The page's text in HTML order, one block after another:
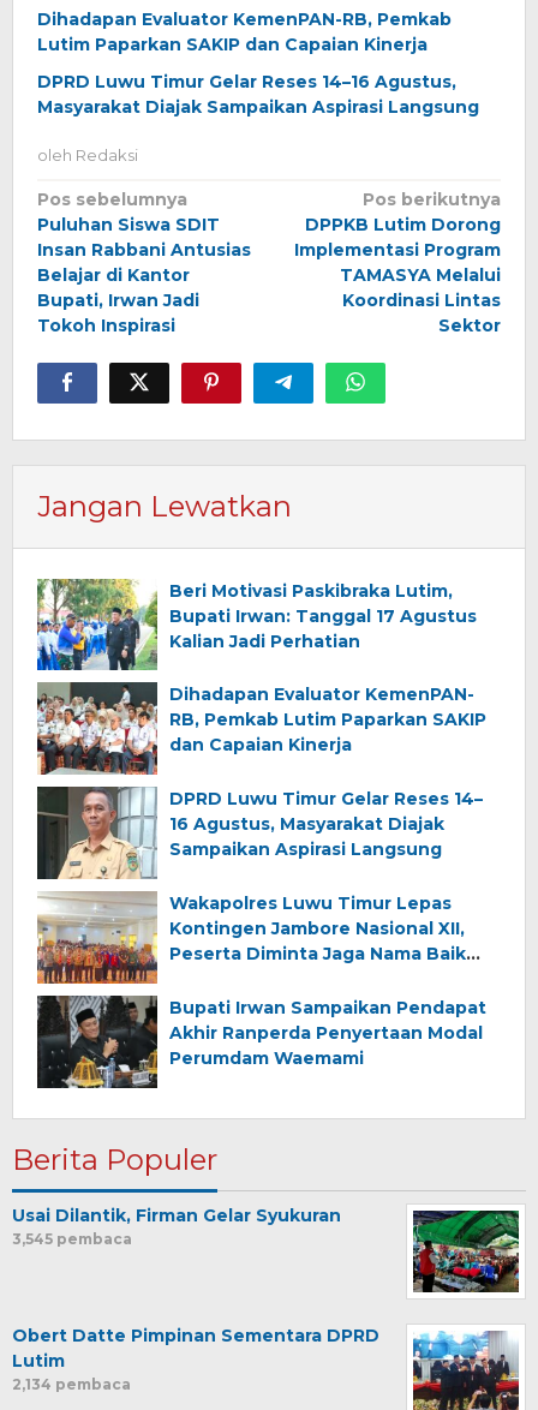
Dihadapan Evaluator KemenPAN-RB, Pemkab
Lutim Paparkan SAKIP dan Capaian Kinerja
DPRD Luwu Timur Gelar Reses 14–16 Agustus,
Masyarakat Diajak Sampaikan Aspirasi Langsung
oleh Redaksi
Navigasi
pos
Pos sebelumnya
Puluhan Siswa SDIT
Insan Rabbani Antusias
Belajar di Kantor
Bupati, Irwan Jadi
Tokoh Inspirasi
Pos berikutnya
DPPKB Lutim Dorong
Implementasi Program
TAMASYA Melalui
Koordinasi Lintas
Sektor
Jangan Lewatkan
Beri Motivasi Paskibraka Lutim,
Bupati Irwan: Tanggal 17 Agustus
Kalian Jadi Perhatian
Dihadapan Evaluator KemenPAN-
RB, Pemkab Lutim Paparkan SAKIP
dan Capaian Kinerja
DPRD Luwu Timur Gelar Reses 14–
16 Agustus, Masyarakat Diajak
Sampaikan Aspirasi Langsung
Wakapolres Luwu Timur Lepas
Kontingen Jambore Nasional XII,
Peserta Diminta Jaga Nama Baik
Bupati Irwan Sampaikan Pendapat
Akhir Ranperda Penyertaan Modal
Perumdam Waemami
Berita Populer
Usai Dilantik, Firman Gelar Syukuran
3,545 pembaca
Obert Datte Pimpinan Sementara DPRD
Lutim
2,134 pembaca